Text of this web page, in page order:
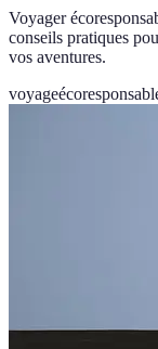
Voyager
conseils pratiques
vos aventures.
voyage